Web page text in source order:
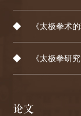
《太极拳术
《太极拳研
论文